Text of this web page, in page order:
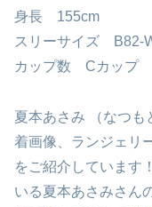
身長 155cm
スリーサイズ B82-
カップ数 Cカップ
夏本あさみ （なつも
着画像、ランジェリ
をご紹介しています
いる夏本あさみさん